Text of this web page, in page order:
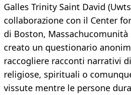
Galles Trinity Saint David
collaborazione con il Center
di Boston,
creato un questionario
raccogliere racconti narrativi
religiose, spirituali o
vissute mentre le persone